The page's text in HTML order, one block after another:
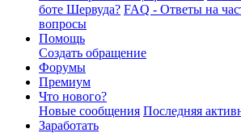
боте Шервуда? FAQ - Ответы на
вопросы
Помощь
Создать обращение
Форумы
Премиум
Что нового?
Новые сообщения Последняя
Заработать